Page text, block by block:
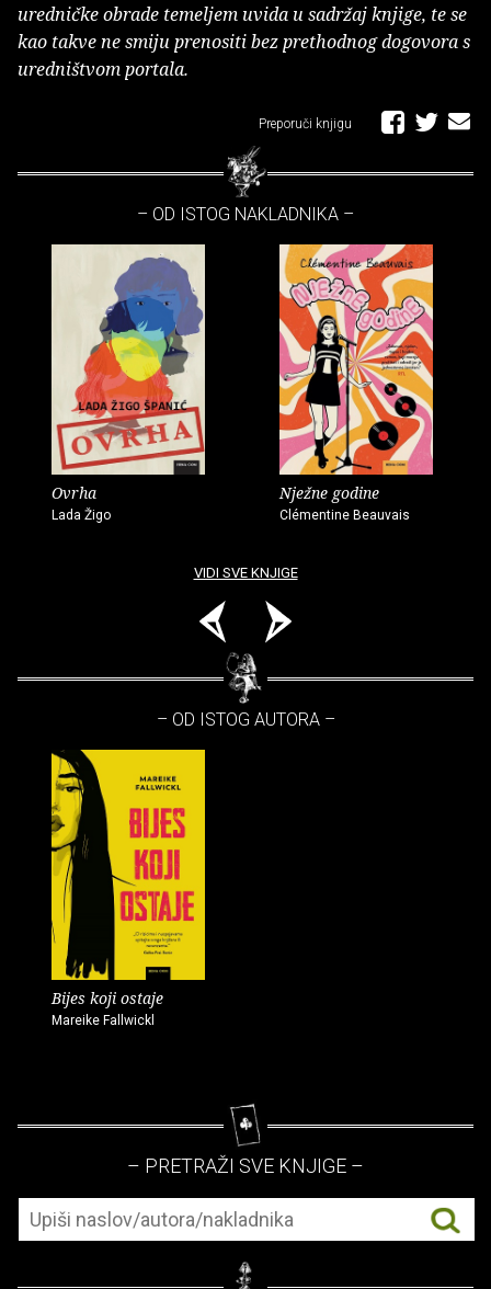
uredničke obrade temeljem uvida u sadržaj knjige, te se
kao takve ne smiju prenositi bez prethodnog dogovora s
uredništvom portala.
Preporuči knjigu
– OD ISTOG NAKLADNIKA –
Ovrha
Lada Žigo
Nježne godine
Clémentine Beauvais
VIDI SVE KNJIGE
– OD ISTOG AUTORA –
Bijes koji ostaje
Mareike Fallwickl
– PRETRAŽI SVE KNJIGE –